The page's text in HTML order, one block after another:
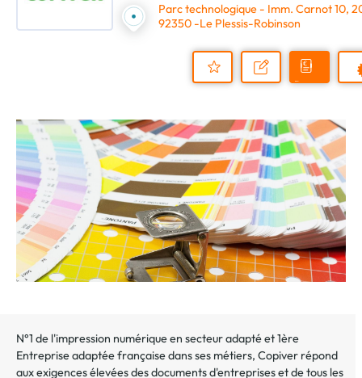
Parc technologique - Imm. Carnot 10,
92350 -Le Plessis-Robinson
au
dossier
Nous
Demander
N°1 de l'impression numérique en secteur adapté et 1ère
Entreprise adaptée française dans ses métiers, Copiver répond
aux exigences élevées des documents d'entreprises et de tous les